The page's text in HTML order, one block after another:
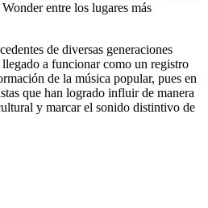
entre los lugares más
de diversas generaciones
a funcionar como un registro
de la música popular, pues en
que han logrado influir de manera
y marcar el sonido distintivo de